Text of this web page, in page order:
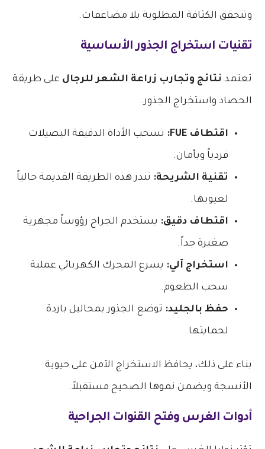
وتتحقق الكثافة المطلوبة بلا مضاعفات.
تقنيات استخراج الجذور الأساسية
تعتمد نتائج وتجارب زراعة الشعر للرجال على طريقة
الحصاد واستخراج الجذور.
اقتطاف FUE: تسحب الأداة الدقيقة البصيلات
فردياً وبأمان.
تقنية الشريحة: تندر هذه الطريقة القديمة حالياً
لعيوبها.
اقتطاف دقيق: يستخدم الجراح رؤوساً مجهرية
صغيرة جداً.
استخراج آلي: يسرع المحرك الكهربائي عملية
سحب الطعوم.
حفظ بالجليد: توضع الجذور بمحاليل باردة
لحمايتها.
بناء على ذلك، يحافظ الاستخراج الآمن على حيوية
الأنسجة ويضمن نموها الصحيح مستقبلاً.
أدوات الغرس وفتح القنوات الجراحية